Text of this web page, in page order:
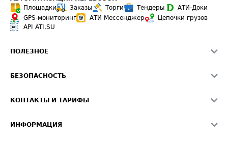
Площадки
Заказы Торги Тендеры
АТИ-Доки
GPS-мониторинг
АТИ Мессенджер
Цепочки грузов
API ATI.SU
ПОЛЕЗНОЕ
Звезды ATI.SU на вашем сайте
Средние ставки
БЕЗОПАСНОСТЬ
Светофор+
КОНТАКТЫ И ТАРИФЫ
ИНФОРМАЦИЯ